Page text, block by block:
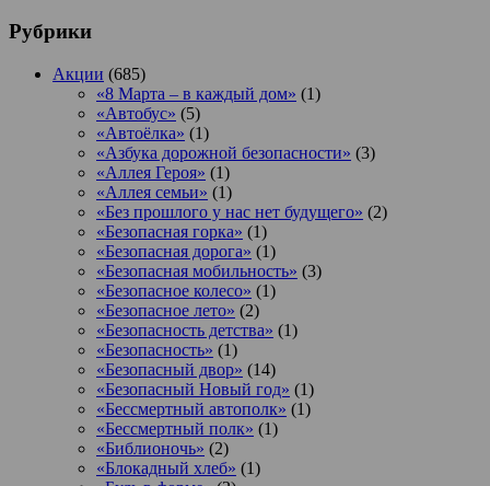
Рубрики
Акции (685)
«8 Марта – в каждый дом» (1)
«Автобус» (5)
«Автоёлка» (1)
«Азбука дорожной безопасности» (3)
«Аллея Героя» (1)
«Аллея семьи» (1)
«Без прошлого у нас нет будущего» (2)
«Безопасная горка» (1)
«Безопасная дорога» (1)
«Безопасная мобильность» (3)
«Безопасное колесо» (1)
«Безопасное лето» (2)
«Безопасность детства» (1)
«Безопасность» (1)
«Безопасный двор» (14)
«Безопасный Новый год» (1)
«Бессмертный автополк» (1)
«Бессмертный полк» (1)
«Библионочь» (2)
«Блокадный хлеб» (1)